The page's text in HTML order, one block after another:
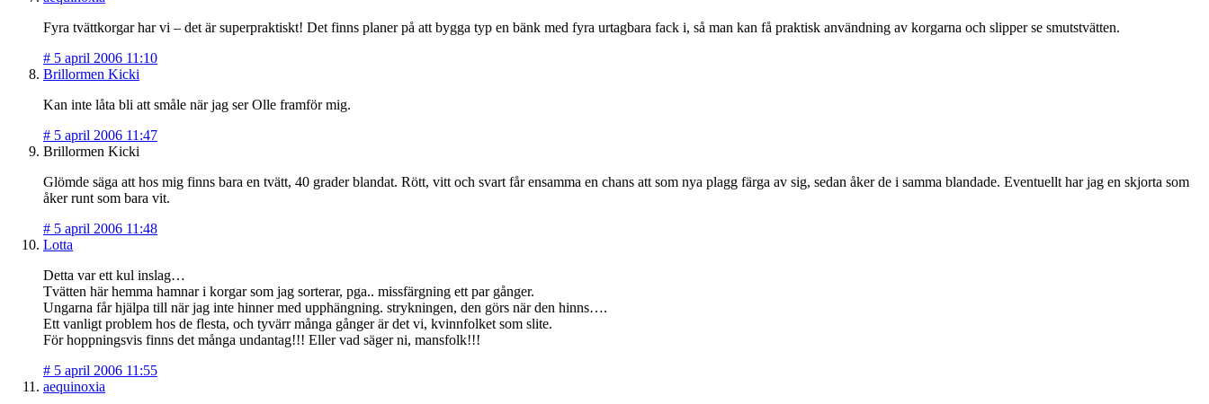
Fyra tvättkorgar har vi – det är superpraktiskt! Det finns planer på att bygga typ en bänk med fyra urtagbara fack i, så man kan få praktisk användning av korgarna och slipper se smutstvätten.
# 5 april 2006 11:10
Brillormen Kicki
Kan inte låta bli att småle när jag ser Olle framför mig.
# 5 april 2006 11:47
Brillormen Kicki
Glömde säga att hos mig finns bara en tvätt, 40 grader blandat. Rött, vitt och svart får ensamma en chans att som nya plagg färga av sig, sedan åker de i samma blandade. Eventuellt har jag en skjorta som
åker runt som bara vit.
# 5 april 2006 11:48
Lotta
Detta var ett kul inslag…
Tvätten här hemma hamnar i korgar som jag sorterar, pga.. missfärgning ett par gånger.
Ungarna får hjälpa till när jag inte hinner med upphängning. strykningen, den görs när den hinns….
Ett vanligt problem hos de flesta, och tyvärr många gånger är det vi, kvinnfolket som slite.
För hoppningsvis finns det många undantag!!! Eller vad säger ni, mansfolk!!!
# 5 april 2006 11:55
aequinoxia